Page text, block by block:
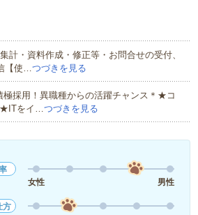
計・資料作成・修正等・お問合せの受付、
【使…つづきを見る
極採用！異職種からの活躍チャンス＊★コ
★ITをイ…つづきを見る
女性
男性
方